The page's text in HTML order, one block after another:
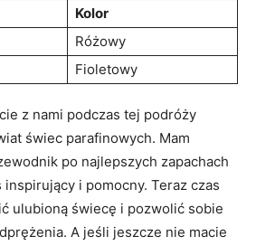
Kolor
Różowy
Fioletowy
z nami podczas tej podróży
świec parafinowych. Mam
po najlepszych zapachach
inspirujący i pomocny. Teraz czas
ulubioną świecę i pozwolić sobie
A jeśli jeszcze nie macie